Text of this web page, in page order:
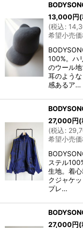
13,000円
(税込:
希望小売価
100%。ハ
のウール
耳のよう
感あるア…
27,000円(
(税込:
希望小売価
ステル
生地。着
クジャケ
プレ…
27,000円(